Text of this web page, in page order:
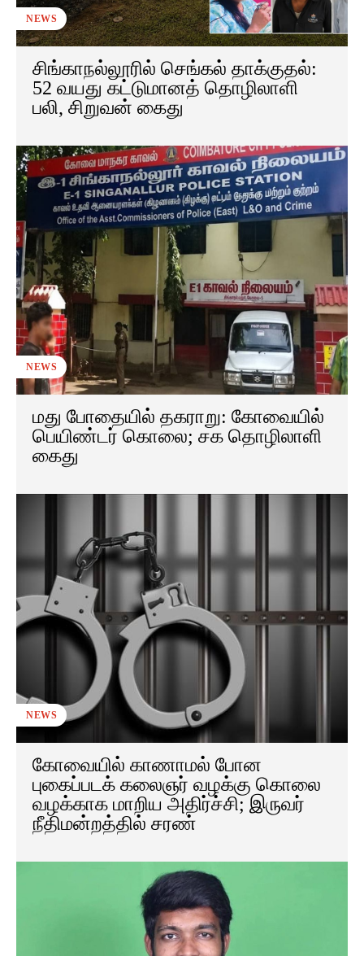
NEWS
சிங்காநல்லூரில் செங்கல் தாக்குதல்:
52 வயது கட்டுமானத் தொழிலாளி
பலி, சிறுவன் கைது
NEWS
மது போதையில் தகராறு: கோவையில்
பெயிண்டர் கொலை; சக தொழிலாளி
கைது
NEWS
கோவையில் காணாமல் போன
புகைப்படக் கலைஞர் வழக்கு கொலை
வழக்காக மாறிய அதிர்ச்சி; இருவர்
நீதிமன்றத்தில் சரண்